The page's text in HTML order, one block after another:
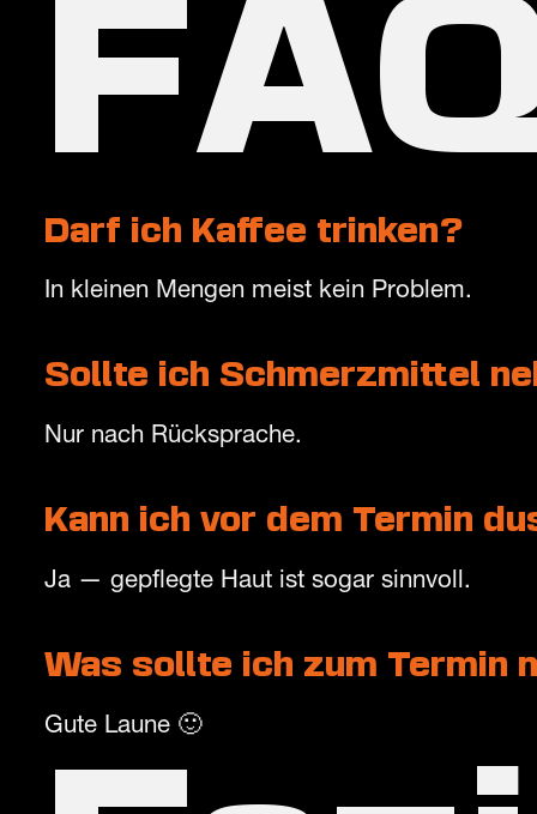
Darf ich Kaffee trinken?
In kleinen Mengen meist kein Problem.
Sollte ich Schmerzmittel
Nur nach Rücksprache.
Kann ich vor dem Termin
Ja — gepflegte Haut ist sogar sinnvoll.
Was sollte ich zum Termin
Gute Laune 🙂